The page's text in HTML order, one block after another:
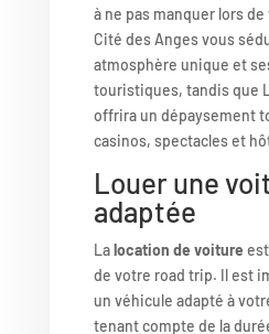
à ne pas manquer lors
Cité des Anges vous
atmosphère unique et
touristiques, tandis que
offrira un dépaysement
casinos, spectacles et
Louer une
adaptée
Lalocation de voiture
de votre road trip. Il est
un véhicule adapté à
tenant compte de la